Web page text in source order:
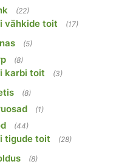
(22)
vähkide toit (17)
(5)
(8)
karbi toit (3)
(8)
(1)
(44)
tigude toit (28)
(8)